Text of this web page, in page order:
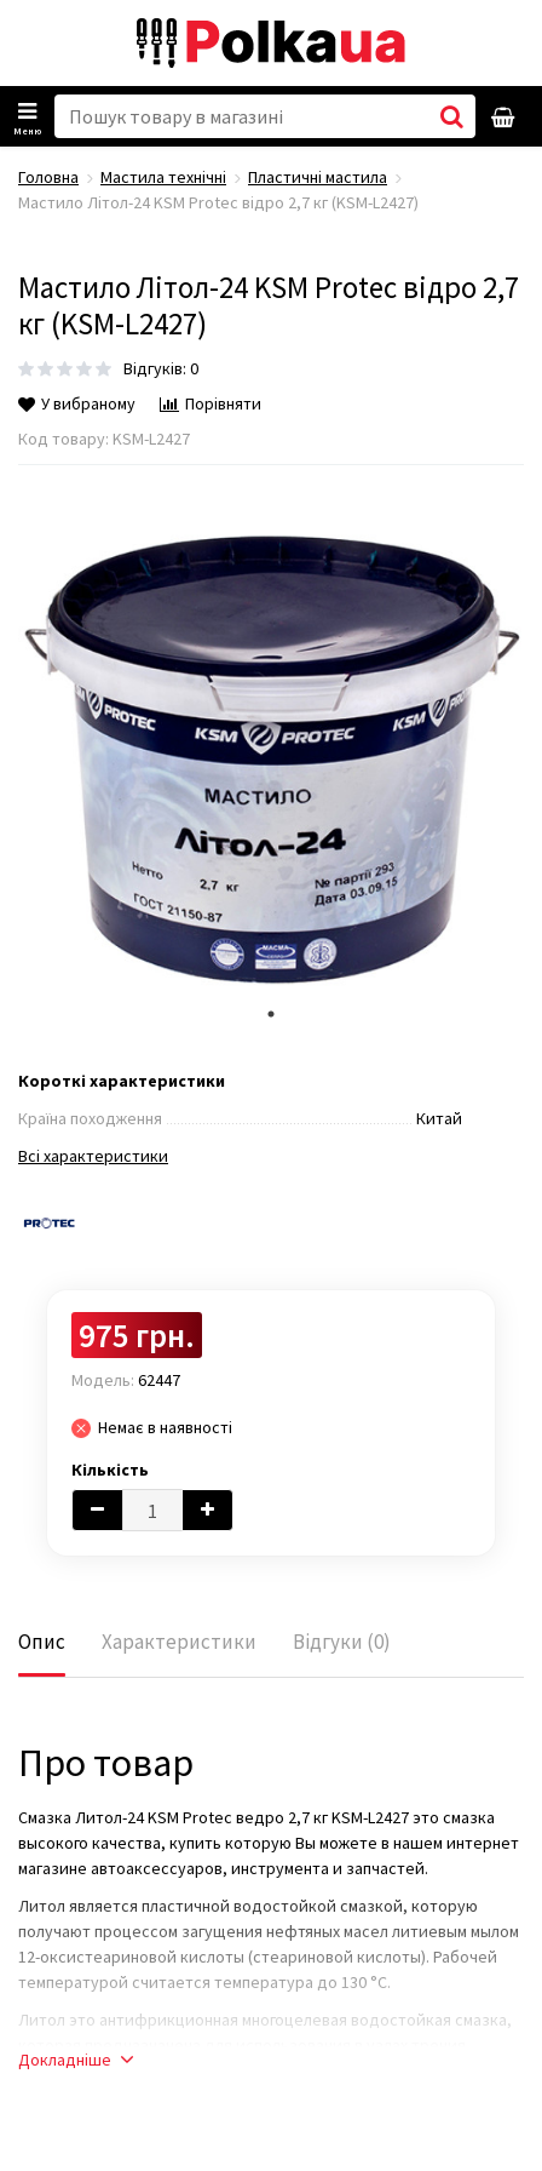
Меню
Головна Мастила технічні
Пластичні мастила
Мастило Літол-24 KSM Protec відро 2,7 кг (KSM-L2427)
Мастило Літол-24 KSM Protec відро 2,7
кг (KSM-L2427)
Відгуків: 0
У вибраному
Порівняти
Код товару: KSM-L2427
Короткі характеристики
Країна походження
Китай
Всі характеристики
975 грн.
Модель: 62447
Немає в наявності
Кількість
Опис Характеристики Відгуки (0)
Про товар
Смазка Литол-24 KSM Protec ведро 2,7 кг KSM-L2427 это смазка
высокого качества, купить которую Вы можете в нашем интернет
магазине автоаксессуаров, инструмента и запчастей.
Литол является пластичной водостойкой смазкой, которую
получают процессом загущения нефтяных масел литиевым мылом
12-оксистеариновой кислоты (стеариновой кислоты). Рабочей
температурой считается температура до 130 °C.
Литол это антифрикционная многоцелевая водостойкая смазка,
колесных и гусеничных транспортных средств, промышленного
Докладніше